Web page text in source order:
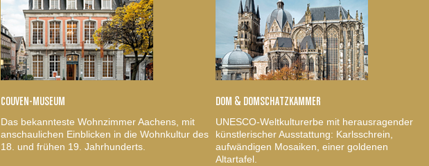
COUVEN-MUSEUM
Das bekannteste Wohnzimmer Aachens, mit
anschaulichen Einblicken in die Wohnkultur des
18. und frühen 19. Jahrhunderts.
DOM & DOMSCHATZKAMMER
UNESCO-Weltkulturerbe mit herausragender
künstlerischer Ausstattung: Karlsschrein,
aufwändigen Mosaiken, einer goldenen
Altartafel.